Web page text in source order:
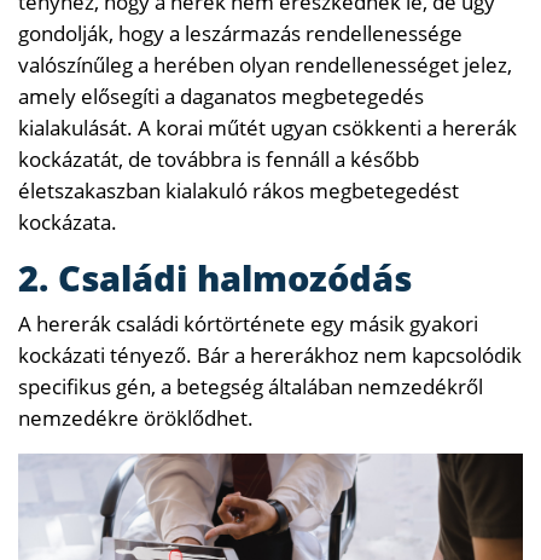
gondolják, hogy a leszármazás rendellenessége
valószínűleg a herében olyan rendellenességet jelez,
amely elősegíti a daganatos megbetegedés
kialakulását. A korai műtét ugyan csökkenti a hererák
kockázatát, de továbbra is fennáll a később
életszakaszban kialakuló rákos megbetegedést
kockázata.
2. Családi halmozódás
A hererák családi kórtörténete egy másik gyakori
kockázati tényező. Bár a hererákhoz nem kapcsolódik
specifikus gén, a betegség általában nemzedékről
nemzedékre öröklődhet.